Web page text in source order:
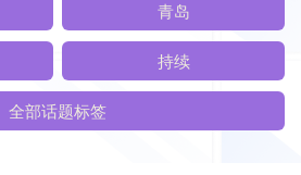
青岛
持续
全部话题标签